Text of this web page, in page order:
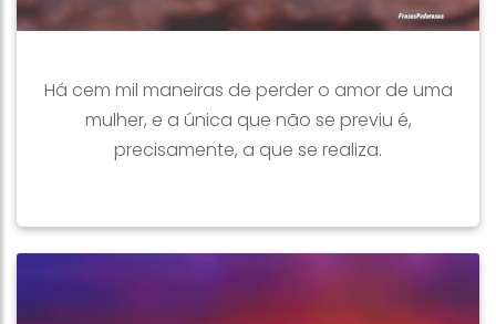
Há cem mil maneiras de perder o amor de uma
mulher, e a única que não se previu é,
precisamente, a que se realiza.